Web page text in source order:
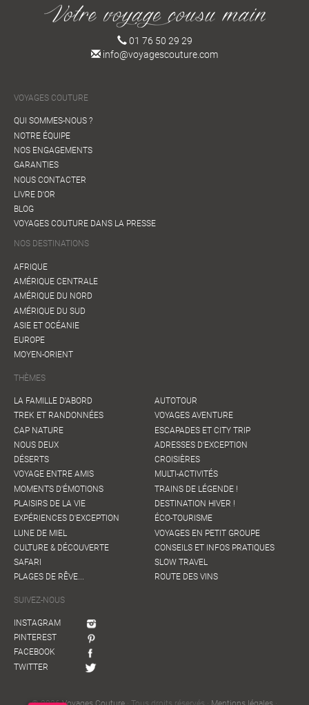
01 76 50 29 29
info@voyagescouture.com
VOYAGES COUTURE
QUI SOMMES-NOUS ?
NOTRE ÉQUIPE
NOS ENGAGEMENTS
GARANTIES
NOUS CONTACTER
LIVRE D'OR
BLOG
VOYAGES COUTURE DANS LA PRESSE
NOS DESTINATIONS
AFRIQUE
AMÉRIQUE CENTRALE
AMÉRIQUE DU NORD
AMÉRIQUE DU SUD
ASIE ET OCÉANIE
EUROPE
MOYEN-ORIENT
THÈMES
LA FAMILLE D'ABORD
TREK ET RANDONNÉES
CAP NATURE
NOUS DEUX
DÉSERTS
VOYAGE ENTRE AMIS
MOMENTS D'ÉMOTIONS
PLAISIRS DE LA VIE
EXPÉRIENCES D'EXCEPTION
LUNE DE MIEL
CULTURE & DÉCOUVERTE
SAFARI
PLAGES DE RÊVE...
AUTOTOUR
VOYAGES AVENTURE
ESCAPADES ET CITY TRIP
ADRESSES D'EXCEPTION
CROISIÈRES
MULTI-ACTIVITÉS
TRAINS DE LÉGENDE !
DESTINATION HIVER !
ÉCO-TOURISME
VOYAGES EN PETIT GROUPE
CONSEILS ET INFOS PRATIQUES
SLOW TRAVEL
ROUTE DES VINS
SUIVEZ-NOUS
INSTAGRAM
PINTEREST
FACEBOOK
TWITTER